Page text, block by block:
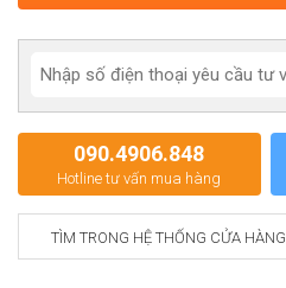
090.4906.848
Hotline tư vấn mua hàng
TÌM TRONG HỆ THỐNG CỬA HÀNG